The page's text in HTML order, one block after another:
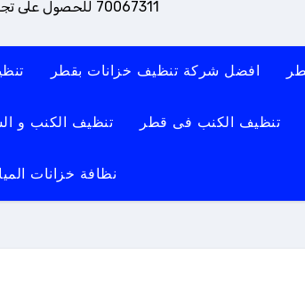
70067311 للحصول على تجربة تنظيف مميزة في قطر.
افضل شركة تنظيف خزانات بقطر
تنظيف الكنب فى قطر تنظيف الكنب و
نظافة خزانات